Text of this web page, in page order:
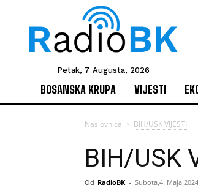
Petak, 7 Augusta, 2026
BOSANSKA KRUPA VIJESTI
Naslovnica BIH/USK VIJESTI
BIH/USK
Od RadioBK - Subota,4. Maja